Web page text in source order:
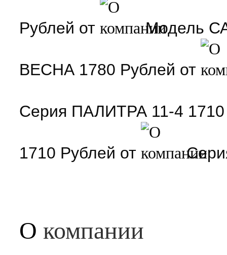
Рублей от Модель
ВЕСНА 1780 Рублей от
Серия ПАЛИТРА 11-4
1710 Рублей от
О компании